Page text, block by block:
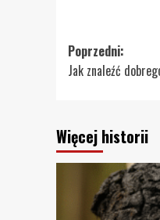
Zobacz
wpisy
Poprzedni:
Jak znaleźć
Więcej historii